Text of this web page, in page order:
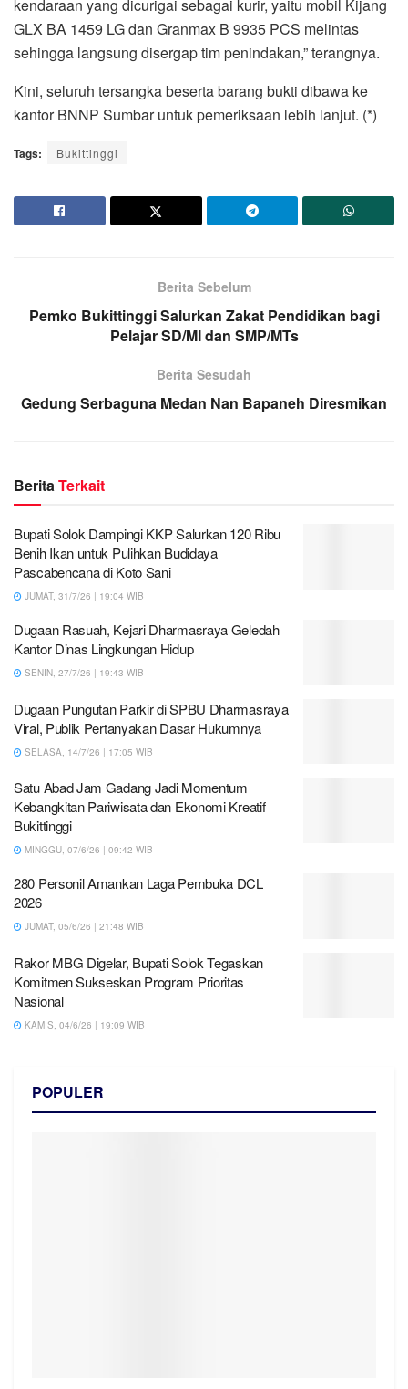
kendaraan yang dicurigai sebagai kurir, yaitu mobil Kijang
GLX BA 1459 LG dan Granmax B 9935 PCS melintas
sehingga langsung disergap tim penindakan,” terangnya.
Kini, seluruh tersangka beserta barang bukti dibawa ke
kantor BNNP Sumbar untuk pemeriksaan lebih lanjut. (*)
Tags: Bukittinggi
Berita Sebelum
Pemko Bukittinggi Salurkan Zakat Pendidikan bagi
Pelajar SD/MI dan SMP/MTs
Berita Sesudah
Gedung Serbaguna Medan Nan Bapaneh Diresmikan
BeritaTerkait
Bupati Solok Dampingi KKP Salurkan 120 Ribu
Benih Ikan untuk Pulihkan Budidaya
Pascabencana di Koto Sani
JUMAT, 31/7/26 | 19:04 WIB
Dugaan Rasuah, Kejari Dharmasraya Geledah
Kantor Dinas Lingkungan Hidup
SENIN, 27/7/26 | 19:43 WIB
Dugaan Pungutan Parkir di SPBU Dharmasraya
Viral, Publik Pertanyakan Dasar Hukumnya
SELASA, 14/7/26 | 17:05 WIB
Satu Abad Jam Gadang Jadi Momentum
Kebangkitan Pariwisata dan Ekonomi Kreatif
Bukittinggi
MINGGU, 07/6/26 | 09:42 WIB
280 Personil Amankan Laga Pembuka DCL
2026
JUMAT, 05/6/26 | 21:48 WIB
Rakor MBG Digelar, Bupati Solok Tegaskan
Komitmen Sukseskan Program Prioritas
Nasional
KAMIS, 04/6/26 | 19:09 WIB
POPULER